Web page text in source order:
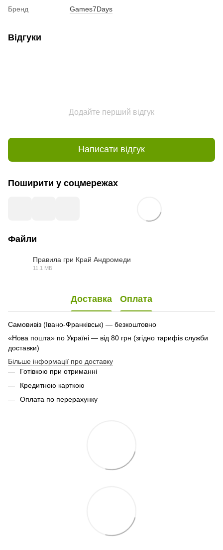
Бренд
Games7Days
Відгуки
Додайте перший відгук
Написати відгук
Поширити у соцмережах
Файли
Правила гри Край Андромеди
11.1 МБ
Доставка Оплата
Самовивіз (Івано-Франківськ) — безкоштовно
«Нова пошта» по Україні — від 80 грн (згідно тарифів служби
доставки)
Більше інформації про доставку
Готівкою при отриманні
Кредитною карткою
Оплата по перерахунку